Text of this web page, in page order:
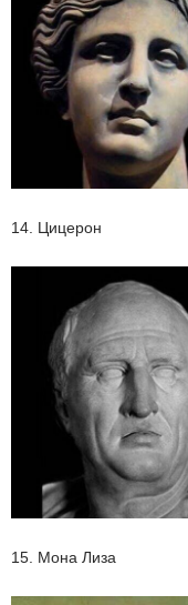
14. Цицерон
15. Мона Лиза